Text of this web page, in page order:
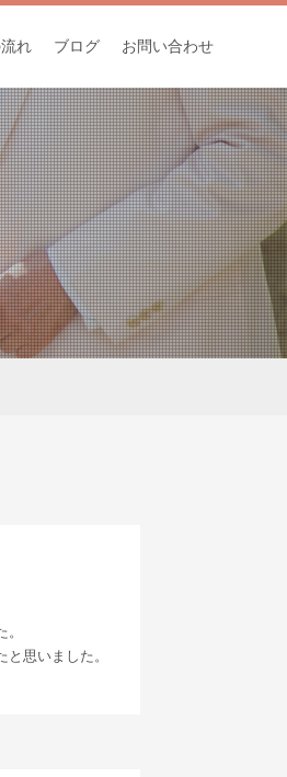
れ ブログ お問い合わせ
思いました。